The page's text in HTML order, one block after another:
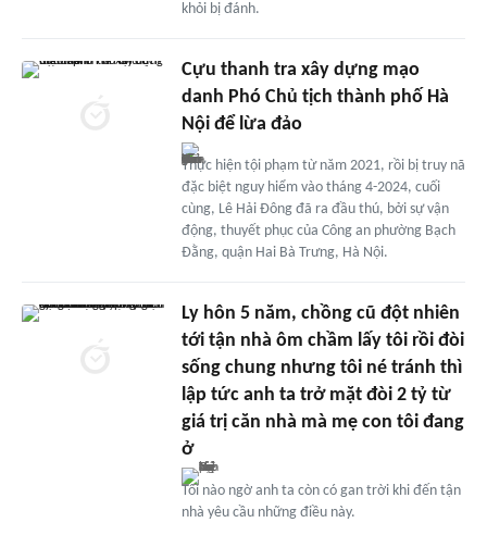
khỏi bị đánh.
Cựu thanh tra xây dựng mạo
danh Phó Chủ tịch thành phố Hà
Nội để lừa đảo
Thực hiện tội phạm từ năm 2021, rồi bị truy nã
đặc biệt nguy hiểm vào tháng 4-2024, cuối
cùng, Lê Hải Đông đã ra đầu thú, bởi sự vận
động, thuyết phục của Công an phường Bạch
Đằng, quận Hai Bà Trưng, Hà Nội.
Ly hôn 5 năm, chồng cũ đột nhiên
tới tận nhà ôm chầm lấy tôi rồi đòi
sống chung nhưng tôi né tránh thì
lập tức anh ta trở mặt đòi 2 tỷ từ
giá trị căn nhà mà mẹ con tôi đang
ở
Tôi nào ngờ anh ta còn có gan trời khi đến tận
nhà yêu cầu những điều này.